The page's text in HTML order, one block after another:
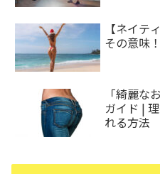
【ネイテ
その意味
「綺麗な
ガイド |
れる方法